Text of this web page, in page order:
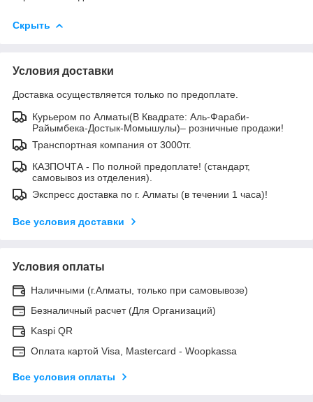
Скрыть
Условия доставки
Доставка осуществляется только по предоплате.
Курьером по Алматы(В Квадрате: Аль-Фараби-
Райымбека-Достык-Момышулы)– розничные продажи!
Транспортная компания от 3000тг.
КАЗПОЧТА - По полной предоплате! (стандарт,
самовывоз из отделения).
Экспресс доставка по г. Алматы (в течении 1 часа)!
Все условия доставки
Условия оплаты
Наличными (г.Алматы, только при самовывозе)
Безналичный расчет (Для Организаций)
Kaspi QR
Оплата картой Visa, Mastercard - Woopkassa
Все условия оплаты